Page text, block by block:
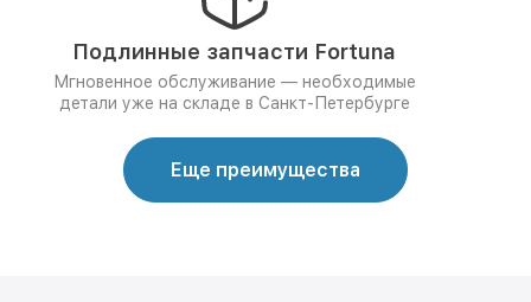
Подлинные запчасти Fortuna
Мгновенное обслуживание — необходимые
детали уже на складе в Санкт-Петербурге
Еще преимущества